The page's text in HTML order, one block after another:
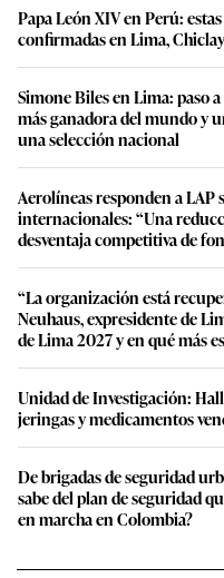
Papa León XIV en Perú:
confirmadas en Lima,
Simone Biles en Lima: paso
más ganadora del mundo y
una selección nacional
Aerolíneas responden a LAP
internacionales: “Una
desventaja competitiva de
“La organización está
Neuhaus, expresidente de
de Lima 2027 y en qué más
Unidad de Investigación:
jeringas y medicamentos
De brigadas de seguridad
sabe del plan de seguridad
en marcha en Colombia?